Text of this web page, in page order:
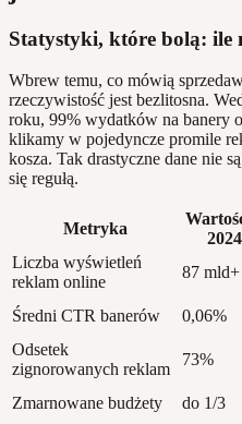
Statystyki, które bolą: ile
Wbrew temu, co mówią
rzeczywistość jest bezlitosna.
roku, 99% wydatków na banery
klikamy w pojedyncze promile
kosza. Tak drastyczne dane nie
się regułą.
Metryka
2024
Liczba wyświetleń
reklam online
87 mld+
Średni CTR banerów 0,06%
Odsetek
zignorowanych reklam
73%
Zmarnowane budżety
do 1/3